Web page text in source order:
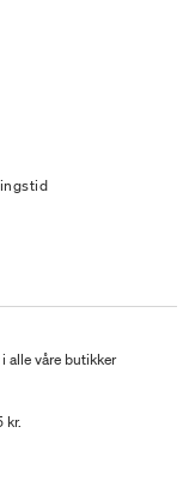
alle våre butikker
kr.